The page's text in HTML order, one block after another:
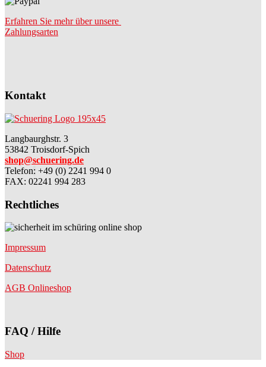
Erfahren Sie mehr über unsere
Zahlungsarten
Kontakt
Langbaurghstr. 3
53842 Troisdorf-Spich
shop@schuering.de
Telefon: +49 (0) 2241 994 0
FAX: 02241 994 283
Rechtliches
Impressum
Datenschutz
AGB Onlineshop
FAQ / Hilfe
Shop